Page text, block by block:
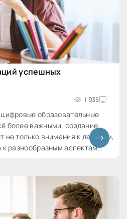
успешных
1 935
образовательные
более важными, создание
не только внимания к деталям,
к разнообразным аспектам